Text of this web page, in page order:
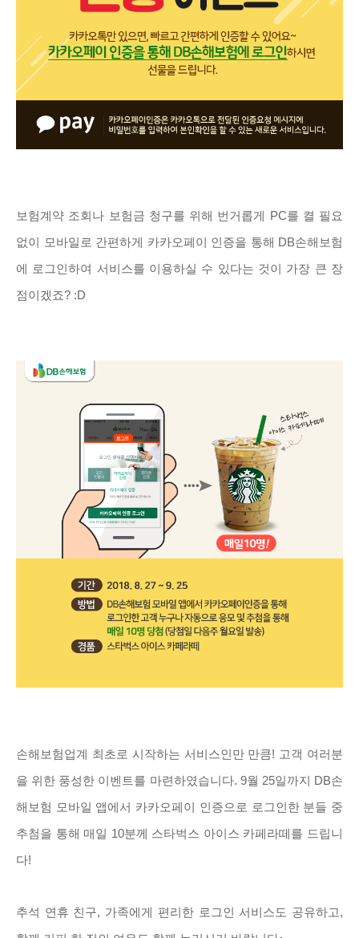
보험계약 조회나 보험금 청구를 위해 번거롭게 PC를 켤 필요
없이 모바일로 간편하게 카카오페이 인증을 통해 DB손해보험
에 로그인하여 서비스를 이용하실 수 있다는 것이 가장 큰 장
점이겠죠? :D
손해보험업계 최초로 시작하는 서비스인만 만큼! 고객 여러분
을 위한 풍성한 이벤트를 마련하였습니다. 9월 25일까지 DB손
해보험 모바일 앱에서 카카오페이 인증으로 로그인한 분들 중
추첨을 통해 매일 10분께 스타벅스 아이스 카페라떼를 드립니
다!
추석 연휴 친구, 가족에게 편리한 로그인 서비스도 공유하고,